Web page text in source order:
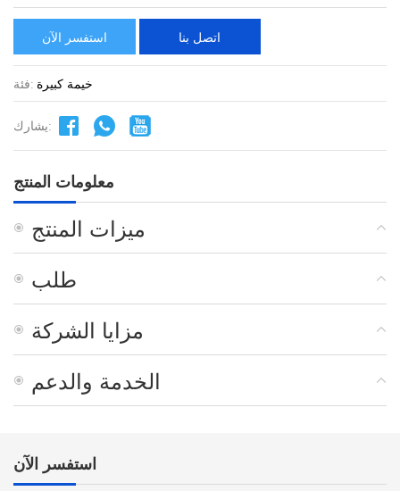
استفسر الآن اتصل بنا
فئة: خيمة كبيرة
يشارك:
معلومات المنتج
ميزات المنتج
طلب
مزايا الشركة
الخدمة والدعم
استفسر الآن